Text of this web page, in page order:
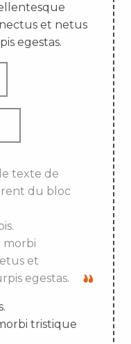
et netus
egestas.
texte de
du bloc
morbi
et
egestas.
tristique